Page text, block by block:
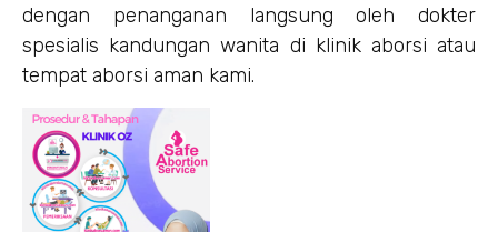
dengan penanganan langsung oleh dokter
spesialis kandungan wanita di klinik aborsi atau
tempat aborsi aman kami.